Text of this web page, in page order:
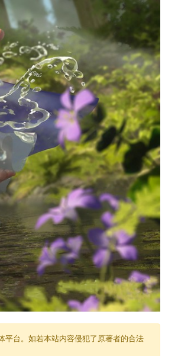
平台。如若本站内容侵犯了原著者的合法